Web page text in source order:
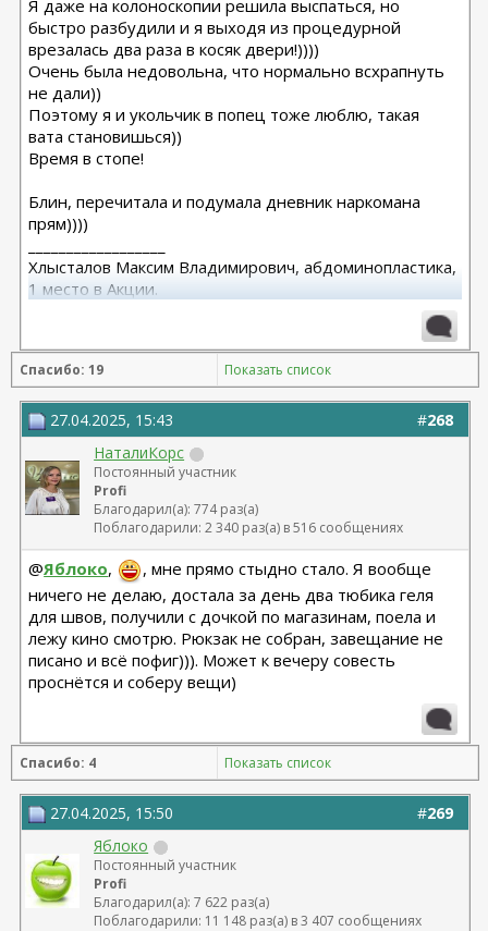
Я даже на колоноскопии решила выспаться, но
быстро разбудили и я выходя из процедурной
врезалась два раза в косяк двери!))))
Очень была недовольна, что нормально всхрапнуть
не дали))
Поэтому я и укольчик в попец тоже люблю, такая
вата становишься))
Время в стопе!
Блин, перечитала и подумала дневник наркомана
прям))))
Хлысталов Максим Владимирович, абдоминопластика,
1 место в Акции.
Спасибо: 19 Показать список
#268
27.04.2025, 15:43
НаталиКорс
Постоянный участник
Profi
Благодарил(а): 774 раз(а)
Поблагодарили: 2 340 раз(а) в 516 сообщениях
@Яблоко,
, мне прямо стыдно стало. Я вообще
ничего не делаю, достала за день два тюбика геля
для швов, получили с дочкой по магазинам, поела и
лежу кино смотрю. Рюкзак не собран, завещание не
писано и всё пофиг))). Может к вечеру совесть
проснётся и соберу вещи)
Спасибо: 4 Показать список
#269
27.04.2025, 15:50
Яблоко
Постоянный участник
Profi
Благодарил(а): 7 622 раз(а)
Поблагодарили: 11 148 раз(а) в 3 407 сообщениях